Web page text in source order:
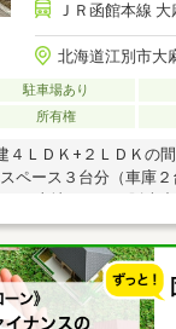
ＪＲ函館本線
北海道江別市大
駐車場あり
所有権
４ＬＤＫ+２ＬＤＫの
ペース３台分（車庫２
坪）・南西側７.０ｍの
１.０ｍと広めで、設
可※現況引き込みなし■
ツルハドラッグ徒歩
圏内に内科・小児科・